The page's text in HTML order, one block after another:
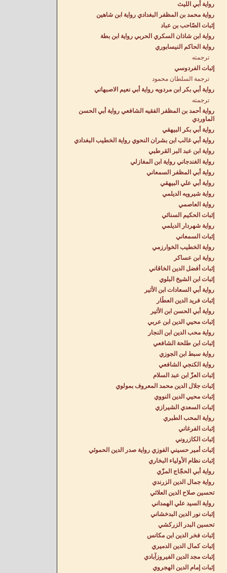
رواية أبي الليث
رواية محمد بن المظفر البغدادي رواية ابن شاهين
إثبات الصّاحب بن عباد
رواية ابن شاذان السكري الحربي رواية ابن بطة
رواية الحاكم النيسابوري
ترجمته
إثبات الفردوسي
ترجمة السلطان محمود
رواية أبي بكر ابن مردويه رواية أبي نعيم الاصبهاني
ترجمته
رواية أحمد بن المظفر الفقيه الشافعي رواية أبي الحسن
الماوردي
رواية أبي بكر البيهقي
رواية أبي غالب ابن بشران النحوي رواية الخطيب البغدادي
رواية ابن عبد البر القرطبي
رواية الغندجاني رواية ابن المغازلي
رواية أبي المظفر السمعاني
رواية أبي علي البيهقي
رواية شيرويه الديلمي
رواية العاصمي
إثبات الحكيم السنائي
رواية شهردار الديلمي
إثبات السمعاني
رواية الخطيب الخوارزمي
رواية ابن عساكر
إثبات أفضل الدين الخاقاني
إثبات ابن الشيخ البلوي
رواية أبي السعادات ابن الأثير
إثبات فريد الدين العطّار
رواية أبي الحسن ابن الأثير
إثبات محيي الدين ابن عربي
رواية محب الدين ابن النجار
إثبات ابن طلحة الشافعي
رواية سبط ابن الجوزي
رواية الكنجي الشافعي
إثبات العزّ ابن عبد السلام
إثبات جلال الدين محمد المعروف بمولوي
إثبات محيي الدين النووي
إثبات السعدي الشيرازي
رواية المحب الطبري
إثبات الفرغاني
إثبات الكازروني
إثبات أمير حسيني الفوزي رواية صدر الدين الحموئي
إثبات نظام الأولياء البخاري
رواية أبي الحجّاج المزّي
رواية جمال الدين الزرندي
تحسين صلاح الدين العلائي
رواية السيد علي الهمداني
إثبات نور الدين البدخشاني
تحسين البدر الزركشي
إثبات فخر الدين ابن مكانس
إثبات كمال الدين الدميري
إثبات مجد الدين الفيروزآبادي
إثبات إمام الدين الهجروي